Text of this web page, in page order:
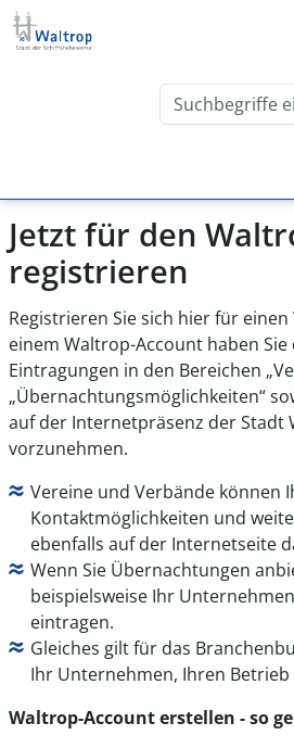
Direkt zum Inhalt
Waltrop.de
Jetzt für den
registrieren
Registrieren Sie sich hier für
einem Waltrop-Account haben
Eintragungen in den Bereichen
„Übernachtungsmöglichkeiten“
auf der Internetpräsenz der Stadt
vorzunehmen.
Vereine und Verbände können
Kontaktmöglichkeiten und
ebenfalls auf der Internetseite
Wenn Sie Übernachtungen
beispielsweise Ihr
eintragen.
Gleiches gilt für das
Ihr Unternehmen, Ihren
Waltrop-Account erstellen - so